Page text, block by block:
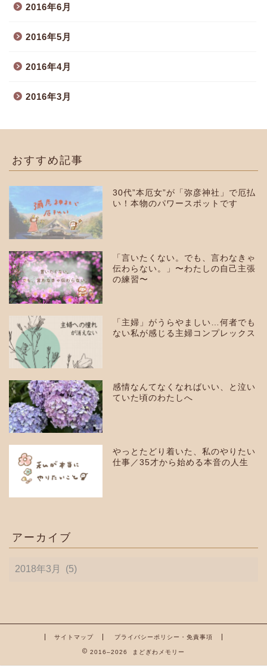
2016年6月
2016年5月
2016年4月
2016年3月
おすすめ記事
30代”本厄女”が「弥彦神社」で厄払
い！本物のパワースポットです
「言いたくない。でも、言わなきゃ
伝わらない。」〜わたしの自己主張
の練習〜
「主婦」がうらやましい…何者でも
ない私が感じる主婦コンプレックス
感情なんてなくなればいい、と泣い
ていた頃のわたしへ
やっとたどり着いた、私のやりたい
仕事／35才から始める本音の人生
アーカイブ
ー
サイトマップ プライバシーポリシー・免責事項
2016–2026 まどぎわメモリー